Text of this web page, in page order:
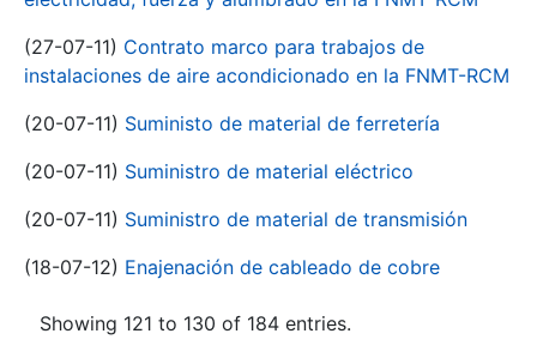
(27-07-11) Contrato marco para trabajos de
instalaciones de aire acondicionado en la FNMT-RCM
(20-07-11) Suministo de material de ferretería
(20-07-11) Suministro de material eléctrico
(20-07-11) Suministro de material de transmisión
(18-07-12) Enajenación de cableado de cobre
Showing 121 to 130 of 184 entries.